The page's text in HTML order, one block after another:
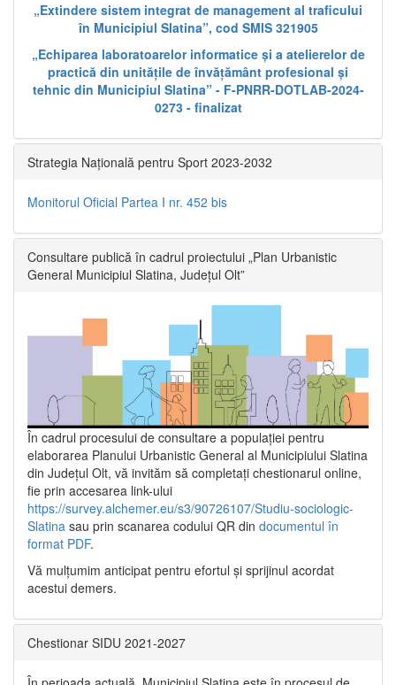
„Extindere sistem integrat de management al traficului
în Municipiul Slatina”, cod SMIS 321905
„Echiparea laboratoarelor informatice și a atelierelor de
practică din unitățile de învățământ profesional și
tehnic din Municipiul Slatina” - F-PNRR-DOTLAB-2024-
0273 - finalizat
Strategia Națională pentru Sport 2023-2032
Monitorul Oficial Partea I nr. 452 bis
Consultare publică în cadrul proiectului „Plan Urbanistic
General Municipiul Slatina, Județul Olt”
În cadrul procesului de consultare a populaţiei pentru
elaborarea Planului Urbanistic General al Municipiului Slatina
din Județul Olt, vă invităm să completați chestionarul online,
fie prin accesarea link-ului
https://survey.alchemer.eu/s3/90726107/Studiu-sociologic-
Slatina sau prin scanarea codului QR din documentul în
format PDF.
Vă mulţumim anticipat pentru efortul şi sprijinul acordat
acestui demers.
Chestionar SIDU 2021-2027